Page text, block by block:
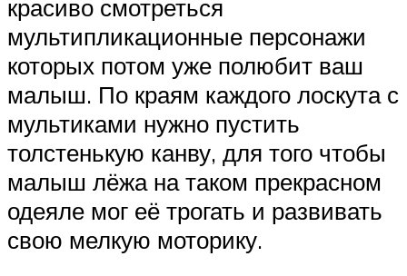
красиво смотреться
мультипликационные персонажи
которых потом уже полюбит ваш
малыш. По краям каждого лоскута с
мультиками нужно пустить
толстенькую канву, для того чтобы
малыш лёжа на таком прекрасном
одеяле мог её трогать и развивать
свою мелкую моторику.